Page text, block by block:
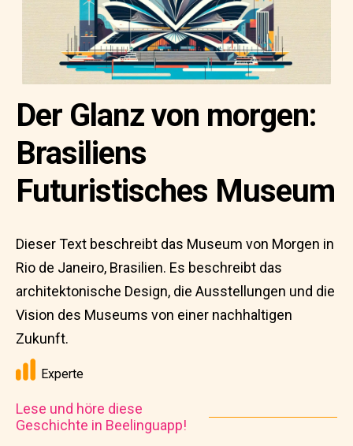
Der Glanz von morgen:
Brasiliens
Futuristisches Museum
Dieser Text beschreibt das Museum von Morgen in
Rio de Janeiro, Brasilien. Es beschreibt das
architektonische Design, die Ausstellungen und die
Vision des Museums von einer nachhaltigen
Zukunft.
Experte
Lese und höre diese
Geschichte in Beelinguapp!